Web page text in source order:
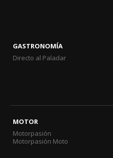
GASTRONOMÍA
Directo al Paladar
MOTOR
Motorpasión
Motorpasión Moto